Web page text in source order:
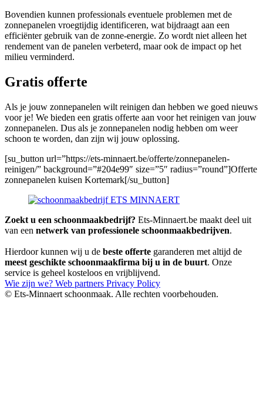
Bovendien kunnen professionals eventuele problemen met de
zonnepanelen vroegtijdig identificeren, wat bijdraagt aan een
efficiënter gebruik van de zonne-energie. Zo wordt niet alleen het
rendement van de panelen verbeterd, maar ook de impact op het
milieu verminderd.
Gratis offerte
Als je jouw zonnepanelen wilt reinigen dan hebben we goed nieuws
voor je! We bieden een gratis offerte aan voor het reinigen van jouw
zonnepanelen. Dus als je zonnepanelen nodig hebben om weer
schoon te worden, dan zijn wij jouw oplossing.
[su_button url=”https://ets-minnaert.be/offerte/zonnepanelen-
reinigen/” background=”#204e99″ size=”5″ radius=”round”]Offerte
zonnepanelen kuisen Kortemark[/su_button]
Zoekt u een schoonmaakbedrijf? Ets-Minnaert.be maakt deel uit
van een netwerk van professionele schoonmaakbedrijven.
Hierdoor kunnen wij u de beste offerte garanderen met altijd de
meest geschikte schoonmaakfirma bij u in de buurt. Onze
service is geheel kosteloos en vrijblijvend.
Wie zijn we? Web partners Privacy Policy
© Ets-Minnaert schoonmaak. Alle rechten voorbehouden.